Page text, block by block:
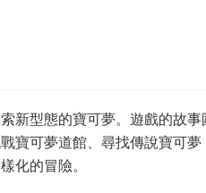
型態的寶可夢。遊戲的故事
寶可夢道館、尋找傳說寶可
化的冒險。